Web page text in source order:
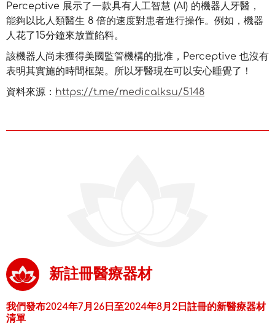
Perceptive 展示了一款具有人工智慧 (AI) 的機器人牙醫，
能夠以比人類醫生 8 倍的速度對患者進行操作。例如，機器
人花了15分鐘來放置餡料。
該機器人尚未獲得美國監管機構的批准，Perceptive 也沒有
表明其實施的時間框架。所以牙醫現在可以安心睡覺了！
資料來源： https://t.me/medicalksu/5148
新註冊醫療器材
我們發布2024年7月26日至2024年8月2日註冊的新醫療器材
清單